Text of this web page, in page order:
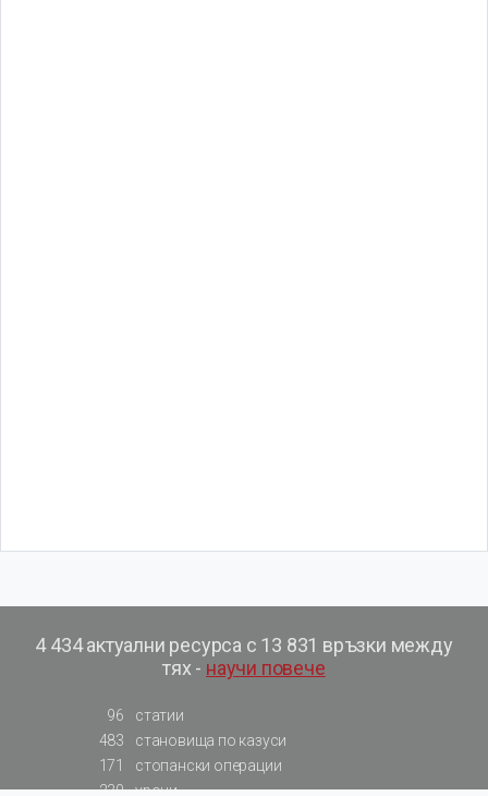
4 434 актуални ресурса с 13 831 връзки между
тях - научи повече
96
статии
483
становища по казуси
171
стопански операции
230
уроци